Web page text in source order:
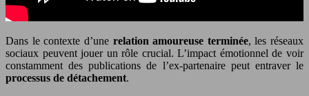
Dans le contexte d’unerelation amoureuse terminée, les réseaux
sociaux peuvent jouer un rôle crucial. L’impact émotionnel de voir
constamment des publications de l’ex-partenaire peut entraver le
processus de détachement.